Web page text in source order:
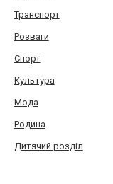
Транспорт
Розваги
Спорт
Культура
Мода
Родина
Дитячий розділ